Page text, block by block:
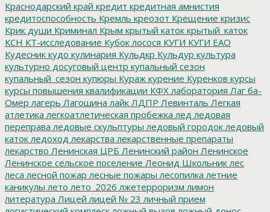
Краснодарский край кредит кредитная амнистия
кредитоспособность Кремль креозот Крещение кризис
Крик души Криминал Крым крытый каток крытый_каток
КСН КТ-исследование Кубок лосося КУГИ КУГИ ЕАО
Кудесник кудо кулинария Кульдкр Кульдур культура
культурно досуговый центр купальный сезон
купальный_сезон купюры Кураж курение Куренков курсы
курсы повышения квалификации КФХ лаборатория Лаг ба-
Омер лагерь Лагошина лайк ЛДПР Левинталь Легкая
атлетика легкоатлетическая пробежка лед ледовая
переправа ледовые скульптуры ледовый городок ледовый
каток ледоход лекарства лекарственные препараты
лекарство Ленинская ЦРБ Ленинский район Ленинское
Ленинское сельское поселение Леонид Школьник лес
леса лесной пожар лесные пожары лесопилка летние
каникулы лето лето_2026 лжетерроризм лимон
литература Лицей лицей № 23 личный прием